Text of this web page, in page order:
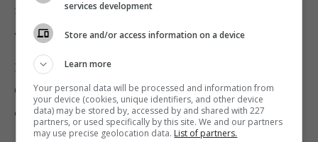
проти подивитися 5 сезон вампірської саги
«Стародавні».
Не обійшлося і без військової тематики, усе-таки
було 9 Травня. Нагуглити користувачі намагалися 2
сезон серіалу «За законами воєнного часу».
services development
Store and/or access information on a device
Learn more
Your personal data will be processed and information from
your device (cookies, unique identifiers, and other device
data) may be stored by, accessed by and shared with 227
partners, or used specifically by this site. We and our partners
may use precise geolocation data. List of partners.